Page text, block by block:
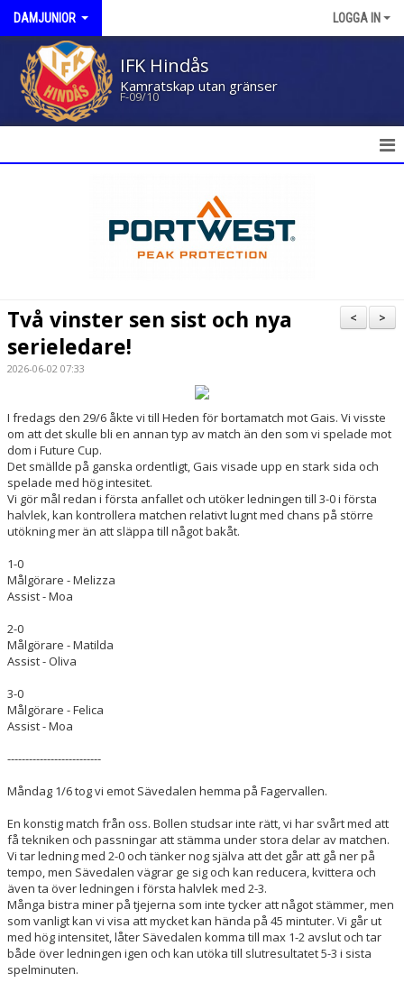
DAMJUNIOR LOGGA IN
IFK Hindås
Kamratskap utan gränser
F-09/10
TRUPPEN
BILDGALLERI
DOKUMENT
KONTAKT
GÄSTBOK
>
<
Två vinster sen sist och nya
serieledare!
2026-06-02 07:33
I fredags den 29/6 åkte vi till Heden för bortamatch mot Gais. Vi visste
om att det skulle bli en annan typ av match än den som vi spelade mot
dom i Future Cup.
Det smällde på ganska ordentligt, Gais visade upp en stark sida och
spelade med hög intesitet.
Vi gör mål redan i första anfallet och utöker ledningen till 3-0 i första
halvlek, kan kontrollera matchen relativt lugnt med chans på större
utökning mer än att släppa till något bakåt.
1-0
Målgörare - Melizza
Assist - Moa
2-0
Målgörare - Matilda
Assist - Oliva
3-0
Målgörare - Felica
Assist - Moa
--------------------------
Måndag 1/6 tog vi emot Sävedalen hemma på Fagervallen.
En konstig match från oss. Bollen studsar inte rätt, vi har svårt med att
få tekniken och passningar att stämma under stora delar av matchen.
Vi tar ledning med 2-0 och tänker nog själva att det går att gå ner på
tempo, men Sävedalen vägrar ge sig och kan reducera, kvittera och
även ta över ledningen i första halvlek med 2-3.
Många bistra miner på tjejerna som inte tycker att något stämmer, men
som vanligt kan vi visa att mycket kan hända på 45 mintuter. Vi går ut
med hög intensitet, låter Sävedalen komma till max 1-2 avslut och tar
både över ledningen igen och kan utöka till slutresultatet 5-3 i sista
spelminuten.